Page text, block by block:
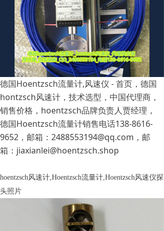
德国Hoentzsch流量计,风速仪 - 首页，德国
hontzsch风速计，技术选型，中国代理商，
销售价格，hoentzsch品牌负责人贾经理，
德国Hoentzsch流量计销售电话138-8616-
9652，邮箱：2488553194@qq.com，邮
箱：jiaxianlei@hoentzsch.shop
hoentzsch风速计,Hoentzsch流量计,Hoentzsch风速仪探
头照片